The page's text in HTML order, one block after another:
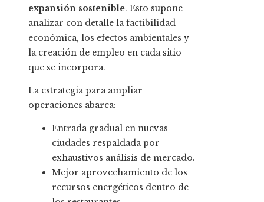
expansión sostenible. Esto supone
analizar con detalle la factibilidad
económica, los efectos ambientales y
la creación de empleo en cada sitio
que se incorpora.
La estrategia para ampliar
operaciones abarca:
Entrada gradual en nuevas
ciudades respaldada por
exhaustivos análisis de mercado.
Mejor aprovechamiento de los
recursos energéticos dentro de